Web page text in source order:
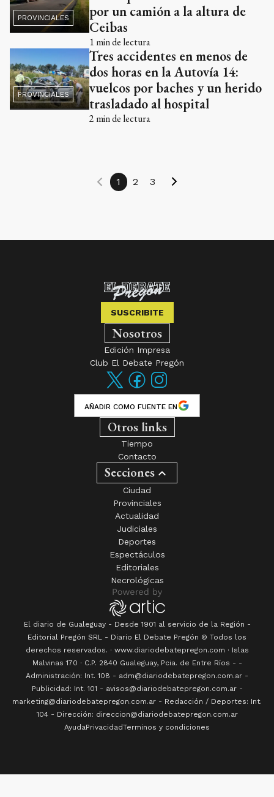
PROVINCIALES
por un camión a la altura de
Ceibas
1 min de lectura
PROVINCIALES
Tres accidentes en menos de
dos horas en la Autovía 14:
vuelcos por baches y un herido
trasladado al hospital
2 min de lectura
1 2 3
SUSCRIBITE
Nosotros
Edición Impresa
Club El Debate Pregón
AÑADIR COMO FUENTE EN
Otros links
Tiempo
Contacto
Secciones
Ciudad
Provinciales
Actualidad
Judiciales
Deportes
Espectáculos
Editoriales
Necrológicas
El diario de Gualeguay - Desde 1901 al servicio de la Región -
Editorial Pregón SRL
- Diario El Debate Pregón © Todos los
derechos reservados. · www.diariodebatepregon.com · Islas
Malvinas 170 · C.P. 2840 Gualeguay, Pcia. de Entre Ríos - -
Administración: Int. 108 - adm@diariodebatepregon.com.ar -
Publicidad: Int. 101 - avisos@diariodebatepregon.com.ar -
marketing@diariodebatepregon.com.ar - Redacción / Deportes: Int.
104 - Dirección: direccion@diariodebatepregon.com.ar
AyudaPrivacidadTerminos y condiciones